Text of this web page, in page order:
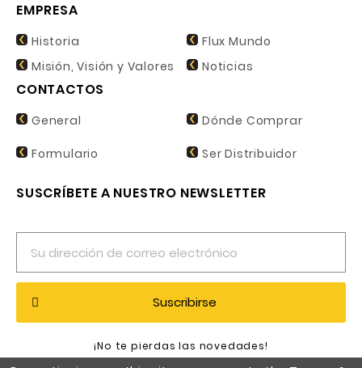
EMPRESA
Historia
Misión, Visión y Valores
Flux Mundo
Noticias
CONTACTOS
General
Formulario
Dónde Comprar
Ser Distribuidor
SUSCRÍBETE A NUESTRO NEWSLETTER
Suscribirse
¡No te pierdas las novedades!